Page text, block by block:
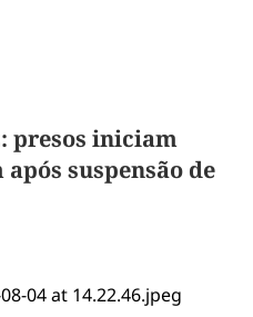
presos iniciam
suspensão de